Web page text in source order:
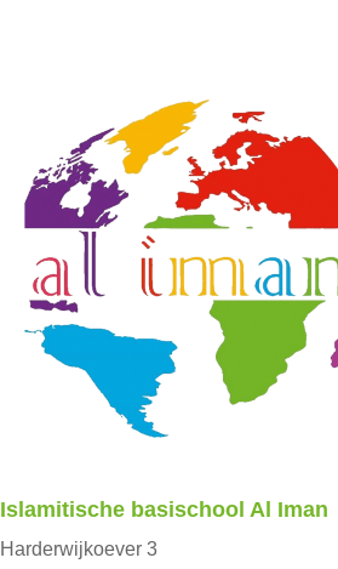
Islamitische basischool Al Iman
Harderwijkoever 3